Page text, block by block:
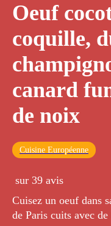
Oeuf
coquille,
canard
de noix
Cuisine Européenne
sur 39 avis
Cuisez un oeuf dans
de Paris cuits avec